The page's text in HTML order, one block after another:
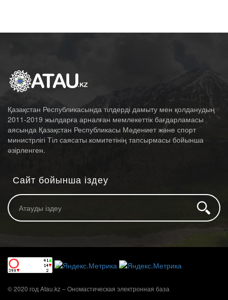
Қазақстан Республикасында тілдерді дамыту мен қолданудың
2011-2019 жылдарға арналған мемлекеттік бағдарламасы
аясында Қазақстан Республикасы Мәдениет және спорт
министрлігі Тіл саясаты комитетінің тапсырмасы бойынша
әзірленген.
Сайт бойынша іздеу
© 2020 год Atau.kz – Oномастическая электронная база